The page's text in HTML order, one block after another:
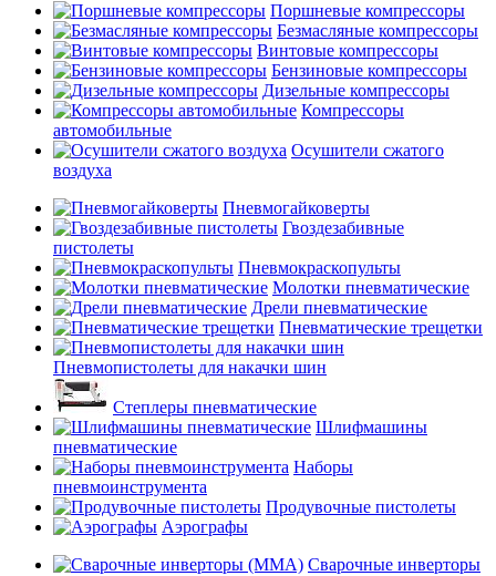
Поршневые компрессоры
Безмасляные компрессоры
Винтовые компрессоры
Бензиновые компрессоры
Дизельные компрессоры
Компрессоры
автомобильные
Осушители сжатого
воздуха
Пневмогайковерты
Гвоздезабивные
пистолеты
Пневмокраскопульты
Молотки пневматические
Дрели пневматические
Пневматические трещетки
Пневмопистолеты для накачки шин
Степлеры пневматические
Шлифмашины
пневматические
Наборы
пневмоинструмента
Продувочные пистолеты
Аэрографы
Сварочные инверторы